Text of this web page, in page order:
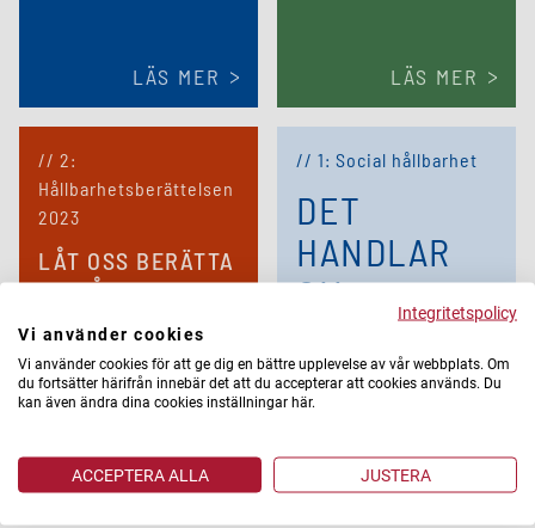
LÄS MER LÄS MER
// 2:
Hållbarhetsberättelsen
2023
LÅT OSS BERÄTTA
OM HÅLLBARHET
OCH VARFÖR DET
ÄR SÅ VIKTIGT
LÄS MER
// 1: Social hållbarhet
DET
HANDLAR
OM
MÄNNISKOR
LÄS MER
Integritetspolicy
Vi använder cookies
Vi använder cookies för att ge dig en bättre upplevelse av vår webbplats. Om
du fortsätter härifrån innebär det att du accepterar att cookies används. Du
kan även ändra dina cookies inställningar här.
ACCEPTERA ALLA JUSTERA